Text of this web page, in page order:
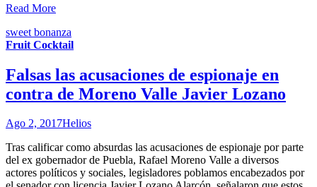
Read More
sweet bonanza
Fruit Cocktail
Falsas las acusaciones de espionaje en
contra de Moreno Valle Javier Lozano
Ago 2, 2017Helios
Tras calificar como absurdas las acusaciones de espionaje por parte
del ex gobernador de Puebla, Rafael Moreno Valle a diversos
actores políticos y sociales, legisladores poblamos encabezados por